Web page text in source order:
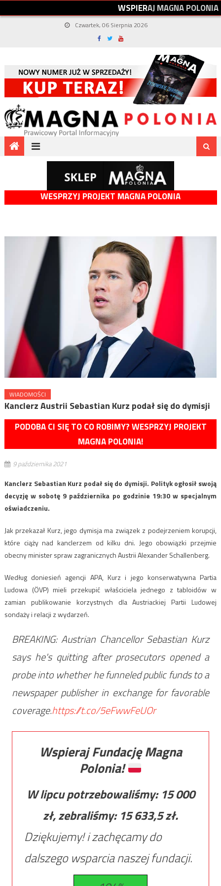
WSPIERAJMAGNAPOLONIA
Czwartek, 06 Sierpnia 2026
WESPRZYJ PROJEKT MAGNA POLONIA
WIADOMOŚCI
Kanclerz Austrii Sebastian Kurz podał się do dymisji
PODOBA CI SIĘ TO CO ROBIMY? WESPRZYJ PROJEKT
MAGNA POLONIA!
9 października 2021
Kanclerz Sebastian Kurz podał się do dymisji. Polityk ogłosił swoją
decyzję w sobotę 9 października po godzinie 19:30 w specjalnym
oświadczeniu.
Jak przekazał Kurz, jego dymisja ma związek z podejrzeniem korupcji,
które ciąży nad kanclerzem od kilku dni. Jego obowiązki przejmie
obecny minister spraw zagranicznych Austrii Alexander Schallenberg.
Według doniesień agencji APA, Kurz i jego konserwatywna Partia
Ludowa (ÖVP) mieli przekupić właściciela jednego z tabloidów w
zamian publikowanie korzystnych dla Austriackiej Partii Ludowej
sondaży i relacji z wydarzeń.
BREAKING: Austrian Chancellor Sebastian Kurz
says he's quitting after prosecutors opened a
probe into whether he funneled public funds to a
newspaper publisher in exchange for favorable
coverage.https://t.co/5eFwwFeUOr
Wspieraj Fundację Magna
Polonia!
W lipcu potrzebowaliśmy: 15 000
zł, zebraliśmy: 15 633,5zł.
Dziękujemy! i zachęcamy do
dalszego wsparcia naszej fundacji.